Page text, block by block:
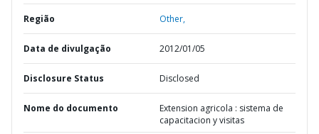
Região Other,
Data de divulgação 2012/01/05
Disclosure Status Disclosed
Nome do documento
Extension agricola : sistema de
capacitacion y visitas